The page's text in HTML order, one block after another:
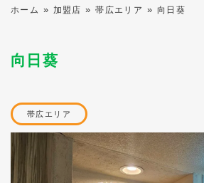
ホーム » 加盟店 »帯広エリア » 向日葵
向日葵
帯広エリア